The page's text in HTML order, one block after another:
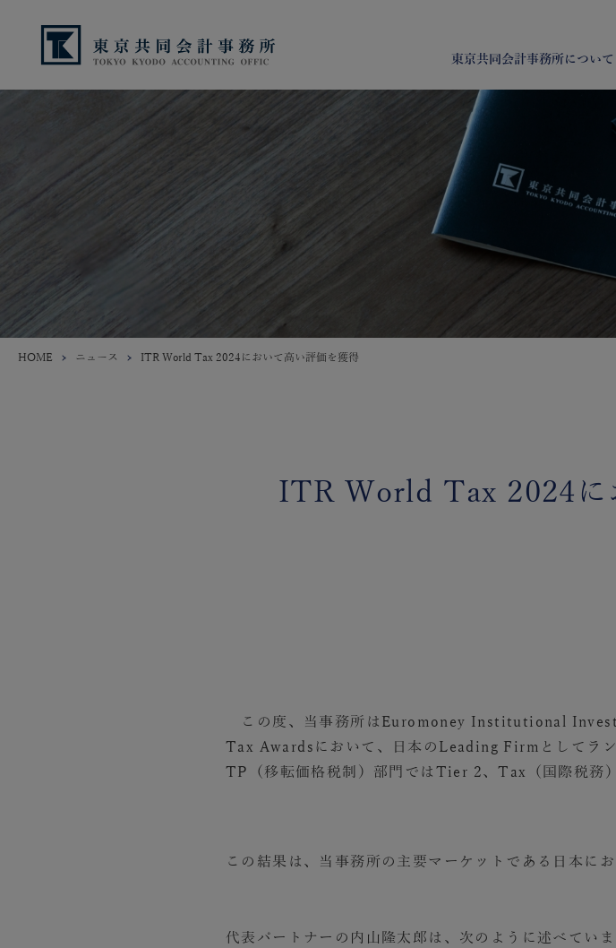
東京共同会計事務所について
HOME ニュース ITR World Tax 2024において高い評価を獲得
ITR World Tax 2024に
この度、当事務所はEuromoney Institutional
Tax Awardsにおいて、日本のLeading Firmとしてラン
TP（移転価格税制）部門ではTier 2、Tax（国際税務
この結果は、当事務所の主要マーケットである日本に
代表パートナーの内山隆太郎は、次のように述べていま